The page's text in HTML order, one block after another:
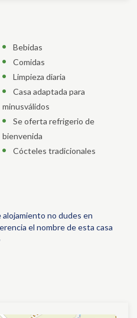
Bebidas
Comidas
Limpieza diaria
Casa adaptada para
minusválidos
Se oferta refrigerio de
bienvenida
Cócteles tradicionales
no dudes en
el nombre de esta casa